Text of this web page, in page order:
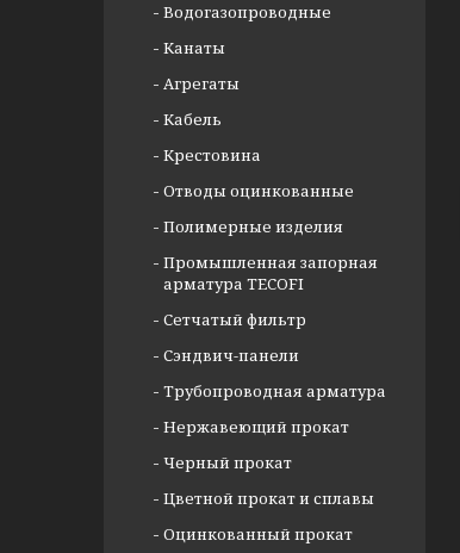
Водогазопроводные
Канаты
Агрегаты
Кабель
Крестовина
Отводы оцинкованные
Полимерные изделия
Промышленная запорная
арматура TECOFI
Сетчатый фильтр
Сэндвич-панели
Трубопроводная арматура
Нержавеющий прокат
Черный прокат
Цветной прокат и сплавы
Оцинкованный прокат